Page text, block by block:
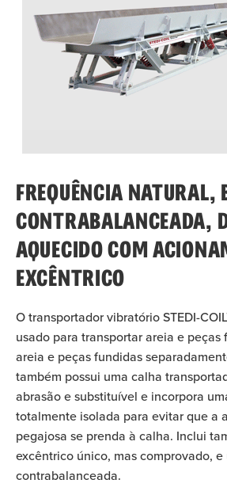
FREQUÊNCIA NATURAL,
CONTRABALANCEADA,
AQUECIDO COM
EXCÊNTRICO
O transportador vibratório STEDI-
usado para transportar areia e peças
areia e peças fundidas
também possui uma calha
abrasão e substituível e incorpora
totalmente isolada para evitar que a
pegajosa se prenda à calha. Inclui
excêntrico único, mas comprovado, e
contrabalanceada.